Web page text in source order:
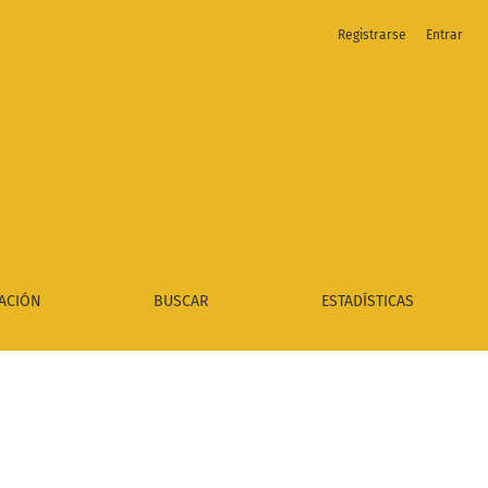
BUSCAR ESTADÍSTICAS
Registrarse Entrar